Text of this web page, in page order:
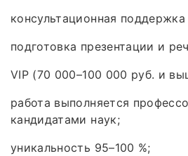
консультационная
подготовка презентации и
VIP (70 000–100 000 руб. и
работа выполняется
кандидатами наук;
уникальность 95–100 %;